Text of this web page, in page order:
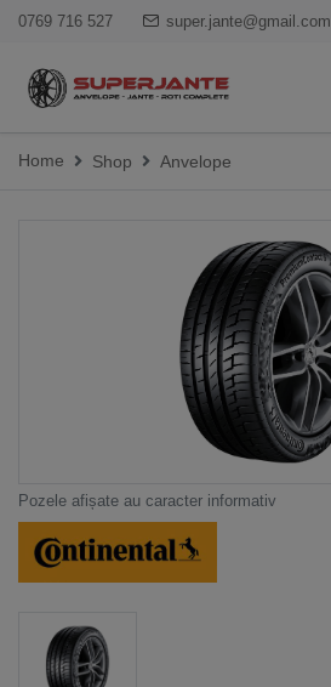
0769 716 527 super.jante@gmail.com
Home Shop Anvelope
Pozele afișate au caracter informativ